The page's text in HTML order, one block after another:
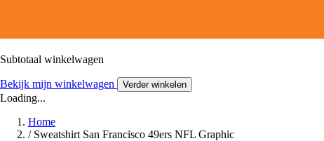
Subtotaal winkelwagen
Bekijk mijn winkelwagen Verder winkelen
Loading...
Home
/ Sweatshirt San Francisco 49ers NFL Graphic